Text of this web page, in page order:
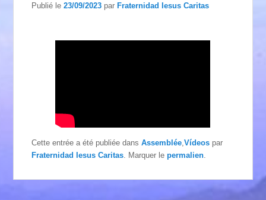
Publié le23/09/2023 parFraternidad Iesus Caritas
Cette entrée a été publiée dansAssemblée,Vídeos par
Fraternidad Iesus Caritas. Marquer lepermalien.